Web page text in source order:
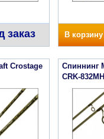
заказ В корзину
Crostage
Спиннинг
CRK-